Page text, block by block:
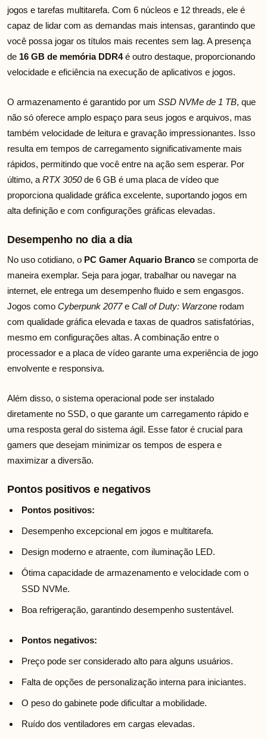
jogos e tarefas multitarefa. Com 6 núcleos e 12 threads, ele é
capaz de lidar com as demandas mais intensas, garantindo que
você possa jogar os títulos mais recentes sem lag. A presença
de 16 GB de memória DDR4é outro destaque, proporcionando
velocidade e eficiência na execução de aplicativos e jogos.
O armazenamento é garantido por um SSD NVMe de 1 TB, que
não só oferece amplo espaço para seus jogos e arquivos, mas
também velocidade de leitura e gravação impressionantes. Isso
resulta em tempos de carregamento significativamente mais
rápidos, permitindo que você entre na ação sem esperar. Por
último, a RTX 3050de 6 GB é uma placa de vídeo que
proporciona qualidade gráfica excelente, suportando jogos em
alta definição e com configurações gráficas elevadas.
Desempenho no dia a dia
No uso cotidiano, o PC Gamer Aquario Branco se comporta de
maneira exemplar. Seja para jogar, trabalhar ou navegar na
internet, ele entrega um desempenho fluido e sem engasgos.
Jogos como Cyberpunk 2077e Call of Duty: Warzone rodam
com qualidade gráfica elevada e taxas de quadros satisfatórias,
mesmo em configurações altas. A combinação entre o
processador e a placa de vídeo garante uma experiência de jogo
envolvente e responsiva.
Além disso, o sistema operacional pode ser instalado
diretamente no SSD, o que garante um carregamento rápido e
uma resposta geral do sistema ágil. Esse fator é crucial para
gamers que desejam minimizar os tempos de espera e
maximizar a diversão.
Pontos positivos e negativos
Pontos positivos:
Desempenho excepcional em jogos e multitarefa.
Design moderno e atraente, com iluminação LED.
Ótima capacidade de armazenamento e velocidade com o
SSD NVMe.
Boa refrigeração, garantindo desempenho sustentável.
Pontos negativos:
Preço pode ser considerado alto para alguns usuários.
Falta de opções de personalização interna para iniciantes.
O peso do gabinete pode dificultar a mobilidade.
Ruído dos ventiladores em cargas elevadas.